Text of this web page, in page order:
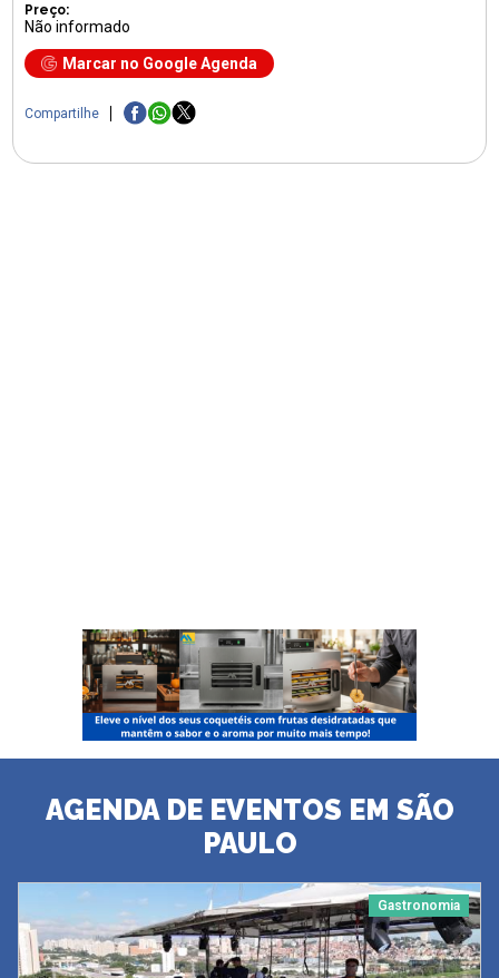
Preço:
Não informado
Marcar no Google Agenda
Compartilhe
AGENDA DE EVENTOS EM SÃO
PAULO
Gastronomia